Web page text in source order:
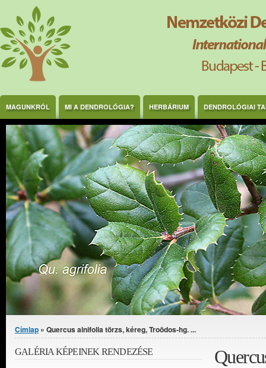
Ugrás a tartalomra
MAGUNKRÓL MI A DENDROLÓGIA? HERBÁRIUM DENDROLÓGIAI
Jelenlegi hely
Címlap » Quercus alnifolia törzs, kéreg, Troödos-hg. ...
GALÉRIA KÉPEINEK RENDEZÉSE